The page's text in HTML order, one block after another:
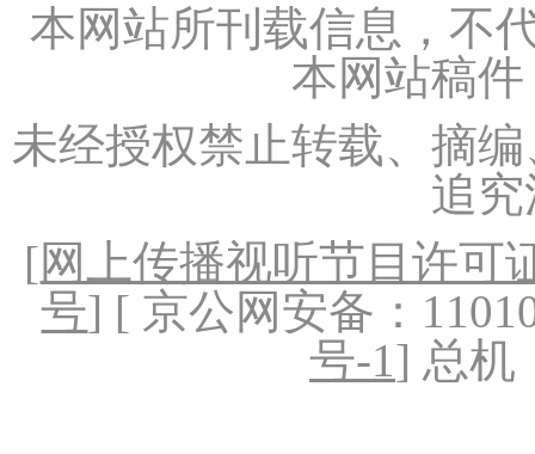
本网站所刊载信息，不
本网站稿
未经授权禁止转载、摘
追
[网上传播视听节目许可
号] [ 京公网安备：
号-1] 总机